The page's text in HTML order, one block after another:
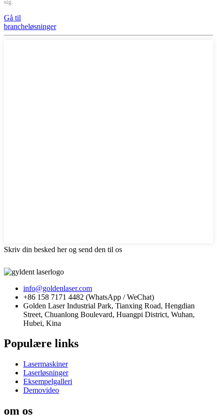
sig.
Gå til
brancheløsninger
Skriv din besked her og send den til os
info@goldenlaser.com
+86 158 7171 4482 (WhatsApp / WeChat)
Golden Laser Industrial Park, Tianxing Road, Hengdian
Street, Chuanlong Boulevard, Huangpi District, Wuhan,
Hubei, Kina
Populære links
Lasermaskiner
Laserløsninger
Eksempelgalleri
Demovideo
om os